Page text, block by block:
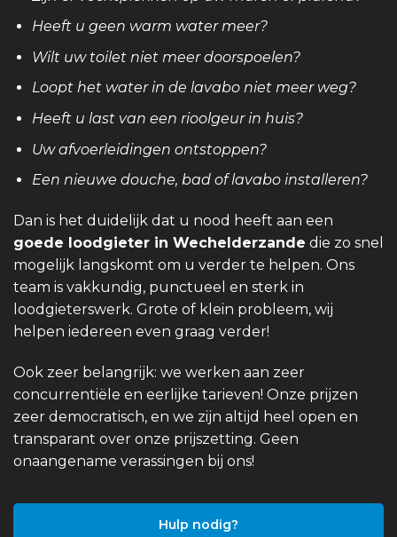
Heeft u geen warm water meer?
Wilt uw toilet niet meer doorspoelen?
Loopt het water in de lavabo niet meer weg?
Heeft u last van een rioolgeur in huis?
Uw afvoerleidingen ontstoppen?
Een nieuwe douche, bad of lavabo installeren?
Dan is het duidelijk dat u nood heeft aan een
goede loodgieter in Wechelderzande die zo snel
mogelijk langskomt om u verder te helpen. Ons
team is vakkundig, punctueel en sterk in
loodgieterswerk. Grote of klein probleem, wij
helpen iedereen even graag verder!
Ook zeer belangrijk: we werken aan zeer
concurrentiële en eerlijke tarieven! Onze prijzen
zeer democratisch, en we zijn altijd heel open en
transparant over onze prijszetting. Geen
onaangename verassingen bij ons!
Hulp nodig?